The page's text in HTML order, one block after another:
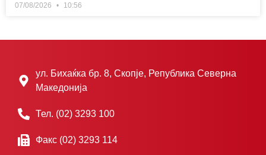
07/08/2026 10:56
ул. Бихаќка бр. 8, Скопје, Република Северна
Македонија
Тел. (02) 3293 100
Факс (02) 3293 114